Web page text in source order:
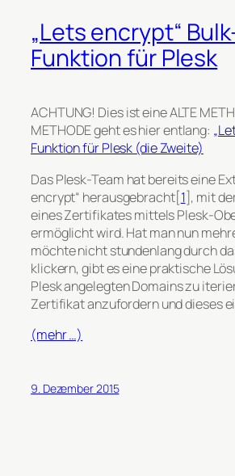
„Lets encrypt“
Funktion für Plesk
ACHTUNG! Dies ist eine ALTE
METHODE geht es hier entlang:
Funktion für Plesk (die Zweite)
Das Plesk-Team hat bereits eine
encrypt“ herausgebracht[1], mit
eines Zertifikates mittels Plesk-
ermöglicht wird. Hat man nun
möchte nicht stundenlang durch
klickern, gibt es eine praktische
Plesk angelegten Domains zu
Zertifikat anzufordern und dieses
(mehr …)
9. Dezember 2015